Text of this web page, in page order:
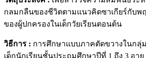
กลมกลืนของชีวิตตามแนวคิดซาเกียร์กับพ
ของผู้ปกครองในเด็กวัยเรียนตอนต้น
วิธีการ : การศึกษาแบบภาคตัดขวางในกลุ่
เด็กนักเรียนชั้นประถมศึกษาปีที่ 1 ถึง 3 อายุ